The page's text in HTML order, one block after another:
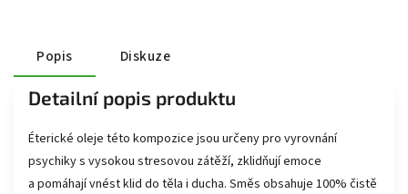
Popis Diskuze
Detailní popis produktu
Éterické oleje této kompozice jsou určeny pro vyrovnání
psychiky s vysokou stresovou zátěží, zklidňují emoce
a pomáhají vnést klid do těla i ducha. Směs obsahuje 100% čistě